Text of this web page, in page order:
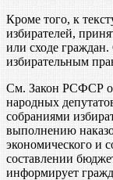
Кроме того, к
избирателей,
или сходе
избирательным
См. Закон РСФСР о
народных
собраниями
выполнению
экономического и
составлении
информирует